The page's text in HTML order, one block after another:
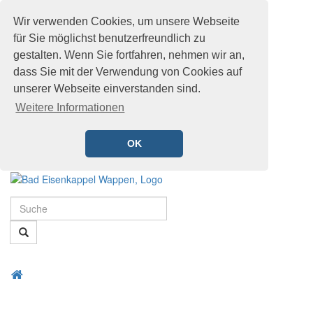
Wir verwenden Cookies, um unsere Webseite
für Sie möglichst benutzerfreundlich zu
gestalten. Wenn Sie fortfahren, nehmen wir an,
dass Sie mit der Verwendung von Cookies auf
unserer Webseite einverstanden sind.
Weitere Informationen
OK
Schnellmenü
Zur
springen,
Accesskey
Zur
springen,
Suche
Suche
Schnellmenü
Startseite